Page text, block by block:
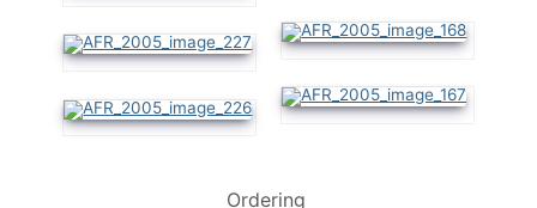
Ordering